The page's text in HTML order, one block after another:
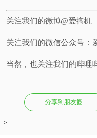
关注我们的微博@爱搞机
关注我们的微信公众号：
当然，也关注我们的哔哩
分享到朋友圈
-->